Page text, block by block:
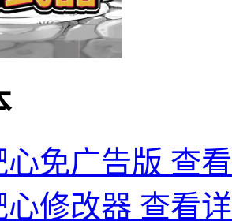
心免广告版 查
心修改器 查看